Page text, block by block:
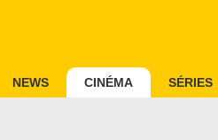
NEWS CINÉMA SÉRIES